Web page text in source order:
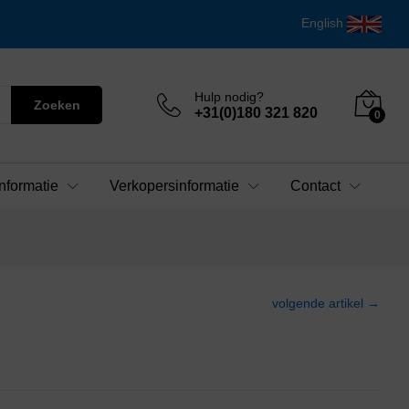
English
Zoeken
Hulp nodig?
+31(0)180 321 820 0
Verkopersinformatie Contact
volgende artikel →